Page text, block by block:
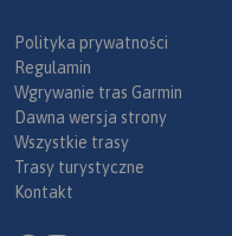
Polityka prywatności
Regulamin
Wgrywanie tras Garmin
Dawna wersja strony
Wszystkie trasy
Trasy turystyczne
Kontakt